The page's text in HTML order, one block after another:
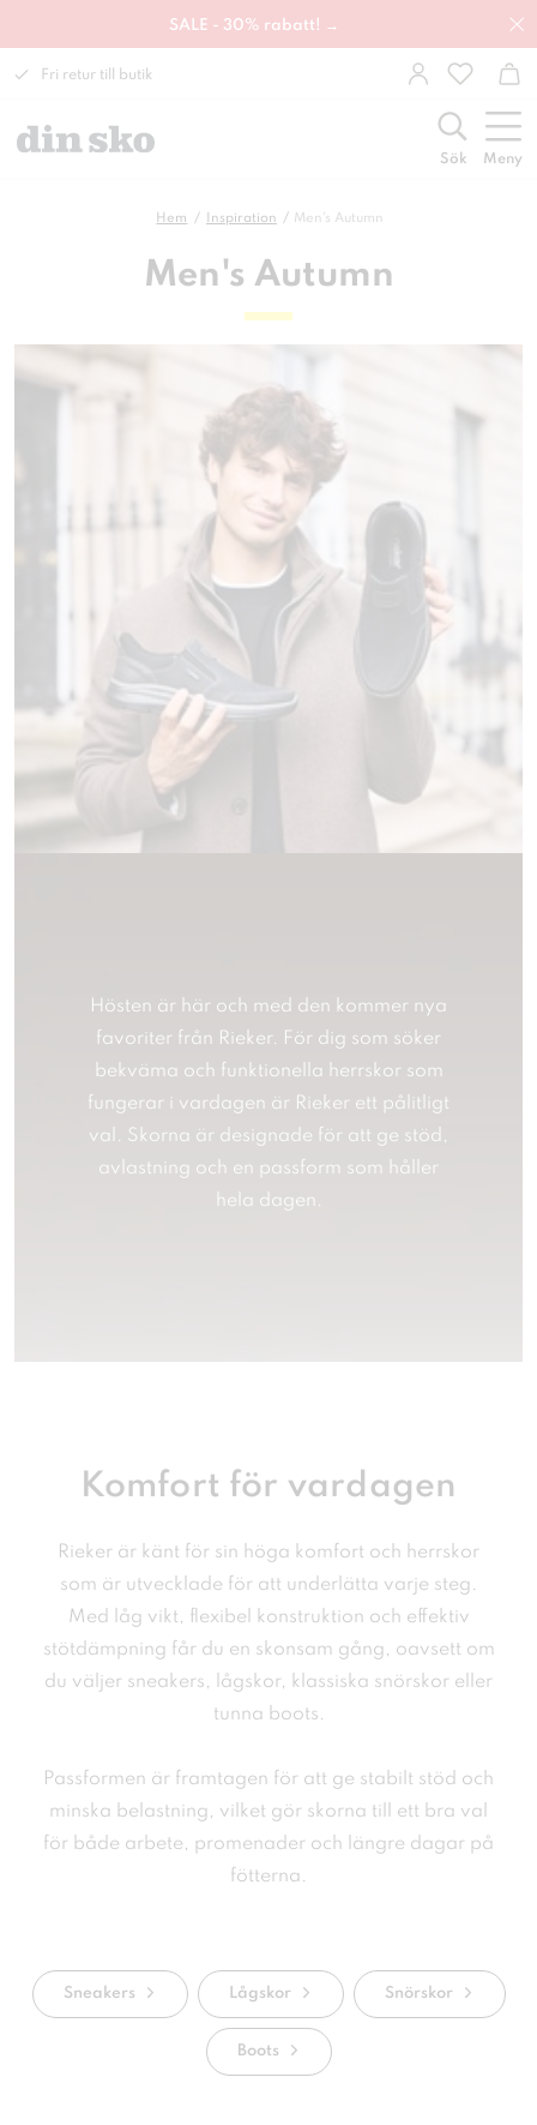
SALE - 30% rabatt! →
Fri retur till butik
Sök Meny
Hem Inspiration Men's Autumn
Men's Autumn
Hösten är här och med den kommer nya
favoriter från Rieker. För dig som söker
bekväma och funktionella herrskor som
fungerar i vardagen är Rieker ett pålitligt
val. Skorna är designade för att ge stöd,
avlastning och en passform som håller
hela dagen.
Komfort för vardagen
Rieker är känt för sin höga komfort och herrskor
som är utvecklade för att underlätta varje steg.
Med låg vikt, flexibel konstruktion och effektiv
stötdämpning får du en skonsam gång, oavsett om
du väljer sneakers, lågskor, klassiska snörskor eller
tunna boots.
Passformen är framtagen för att ge stabilt stöd och
minska belastning, vilket gör skorna till ett bra val
för både arbete, promenader och längre dagar på
fötterna.
Sneakers Lågskor Snörskor
Boots